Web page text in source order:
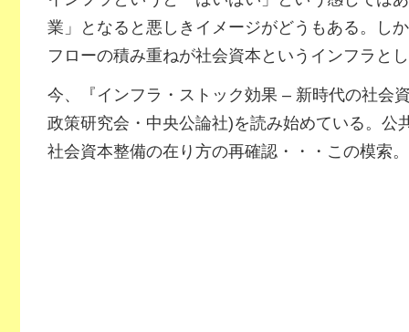
業」となると悪しきイメージがどうもある。し
フローの積み重ねが社会資本というインフラと
今、『インフラ・ストック効果 – 新時代の社会
政策研究会・中央公論社)を読み始めている。公
社会資本整備の在り方の再確認・・・この模索。